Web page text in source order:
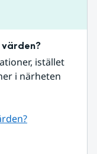
istället
i närheten